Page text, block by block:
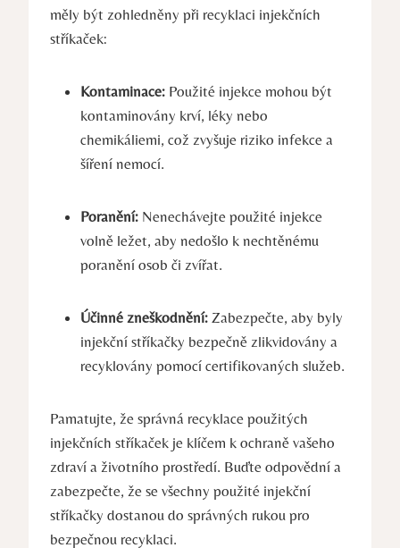
měly být zohledněny při recyklaci injekčních
stříkaček:
Kontaminace: Použité injekce mohou být
kontaminovány krví, léky nebo
chemikáliemi, což zvyšuje riziko infekce a
šíření nemocí.
Poranění: Nenechávejte použité injekce
volně ležet, aby nedošlo k nechtěnému
poranění osob či zvířat.
Účinné zneškodnění: Zabezpečte, aby byly
injekční stříkačky bezpečně zlikvidovány a
recyklovány pomocí certifikovaných služeb.
Pamatujte, že správná recyklace použitých
injekčních stříkaček je klíčem k ochraně vašeho
zdraví a životního prostředí. Buďte odpovědní a
zabezpečte, že se všechny použité injekční
stříkačky dostanou do správných rukou pro
bezpečnou recyklaci.